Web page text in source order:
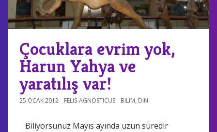
Çocuklara evrim yok,
Harun Yahya ve
yaratılış var!
25 OCAK 2012 FELIS-AGNOSTICUS BILIM, DIN
Biliyorsunuz Mayıs ayında uzun süredir